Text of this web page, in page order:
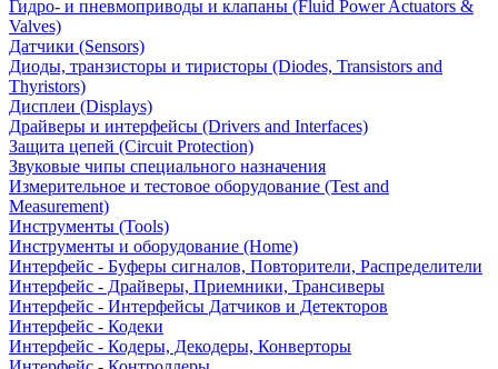
Гидро- и пневмоприводы и клапаны (Fluid Power Actuators &
Valves)
Датчики (Sensors)
Диоды, транзисторы и тиристоры (Diodes, Transistors and
Thyristors)
Дисплеи (Displays)
Драйверы и интерфейсы (Drivers and Interfaces)
Защита цепей (Circuit Protection)
Звуковые чипы специального назначения
Измерительное и тестовое оборудование (Test and
Measurement)
Инструменты (Tools)
Инструменты и оборудование (Home)
Интерфейс - Буферы сигналов, Повторители, Распределители
Интерфейс - Драйверы, Приемники, Трансиверы
Интерфейс - Интерфейсы Датчиков и Детекторов
Интерфейс - Кодеки
Интерфейс - Кодеры, Декодеры, Конверторы